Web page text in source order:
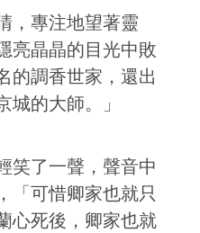
，專注地望著靈
亮晶晶的目光中敗
的調香世家，還出
的大師。」
笑了一聲，聲音中
「可惜卿家也就只
心死後，卿家也就